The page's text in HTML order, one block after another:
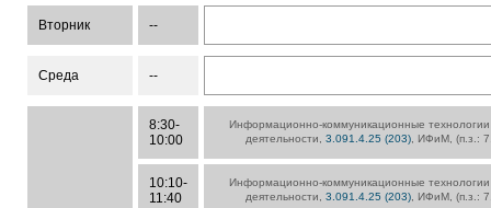
Вторник --
Среда --
8:30-
10:00
Информационно-коммуникационные
деятельности,3.091.4.25 (203) , ИФиМ, (п.з.:
10:10-
11:40
Информационно-коммуникационные
деятельности,3.091.4.25 (203) , ИФиМ, (п.з.: